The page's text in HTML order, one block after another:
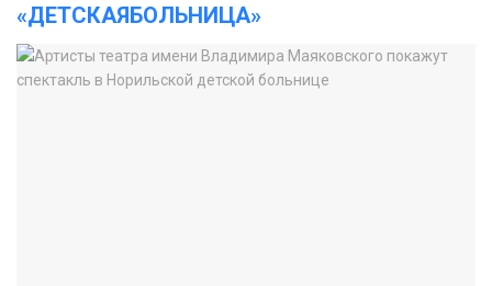
«ДЕТСКАЯБОЛЬНИЦА»